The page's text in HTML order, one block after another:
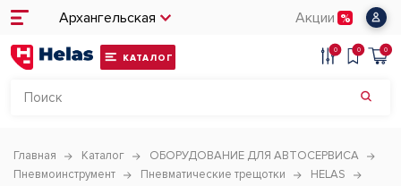
Архангельская Акции
КАТАЛОГ
0 0 0
Главная Каталог
ОБОРУДОВАНИЕ ДЛЯ АВТОСЕРВИСА
Пневмоинструмент
Пневматические трещотки
HELAS